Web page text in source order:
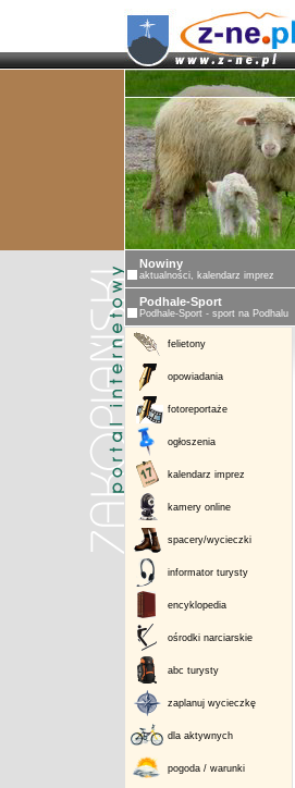
Nowiny
aktualności, kalendarz imprez
Podhale-Sport
Podhale-Sport - sport na Podhalu
felietony
opowiadania
fotoreportaże
ogłoszenia
kalendarz imprez
kamery online
spacery/wycieczki
informator turysty
encyklopedia
ośrodki narciarskie
abc turysty
zaplanuj wycieczkę
dla aktywnych
pogoda / warunki